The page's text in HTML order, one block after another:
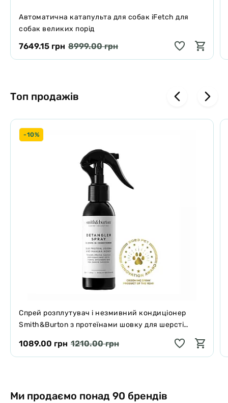
Автоматична катапульта для собак iFetch для
собак великих порід
7649.15 грн 8999.00 грн
Топ продажів
-10%
Спрей розплутувач і незмивний кондиціонер
Smith&Burton з протеїнами шовку для шерсті
1089.00 грн 1210.00 грн
Ми продаємо понад 90 брендів